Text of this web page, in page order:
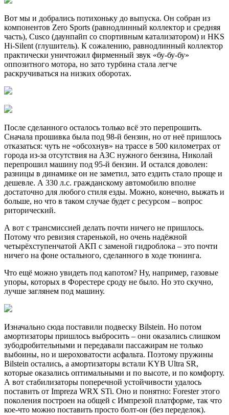
Вот мы и добрались потихоньку до выпуска. Он собран из
компонентов Zero Sports (равнодлинный коллектор и средняя
часть), Cusco (даунпайп со спортивным катализатором) и HKS
Hi-Silent (глушитель). К сожалению, равнодлинный коллектор
практически уничтожил фирменный звук «бу-бу-бу»
оппозитного мотора, но зато турбина стала легче
раскручиваться на низких оборотах.
После сделанного осталось только всё это перепрошить.
Сначала прошивка была под 98-й бензин, но от неё пришлось
отказаться: чуть не «обсохнув» на трассе в 500 километрах от
города из-за отсутствия на АЗС нужного бензина, Николай
перепрошил машину под 95-й бензин. И остался доволен:
разницы в динамике он не заметил, зато ездить стало проще и
дешевле. А 330 л.с. гражданскому автомобилю вполне
достаточно для любого стиля езды. Можно, конечно, выжать и
больше, но что в таком случае будет с ресурсом – вопрос
риторический.
А вот с трансмиссией делать почти ничего не пришлось.
Потому что ревизия старенькой, но очень надёжной
четырёхступенчатой АКП с заменой гидроблока – это почти
ничего на фоне остального, сделанного в ходе тюнинга.
Что ещё можно увидеть под капотом? Ну, например, газовые
упоры, которых в Форестере сроду не было. Но это скучно,
лучше заглянем под машину.
Изначально сюда поставили подвеску Bilstein. Но потом
амортизаторы пришлось выбросить – они оказались слишком
зубодробительными и передавали пассажирам не только
выбоины, но и шероховатости асфальта. Поэтому пружины
Bilstein остались, а амортизаторы встали KYB Ultra SR,
которые оказались оптимальными и по высоте, и по комфорту.
А вот стабилизаторы поперечной устойчивости удалось
поставить от Impreza WRX STi. Оно и понятно: Forester этого
поколения построен на общей с Импрезой платформе, так что
кое-что можно поставить просто болт-он (без переделок).